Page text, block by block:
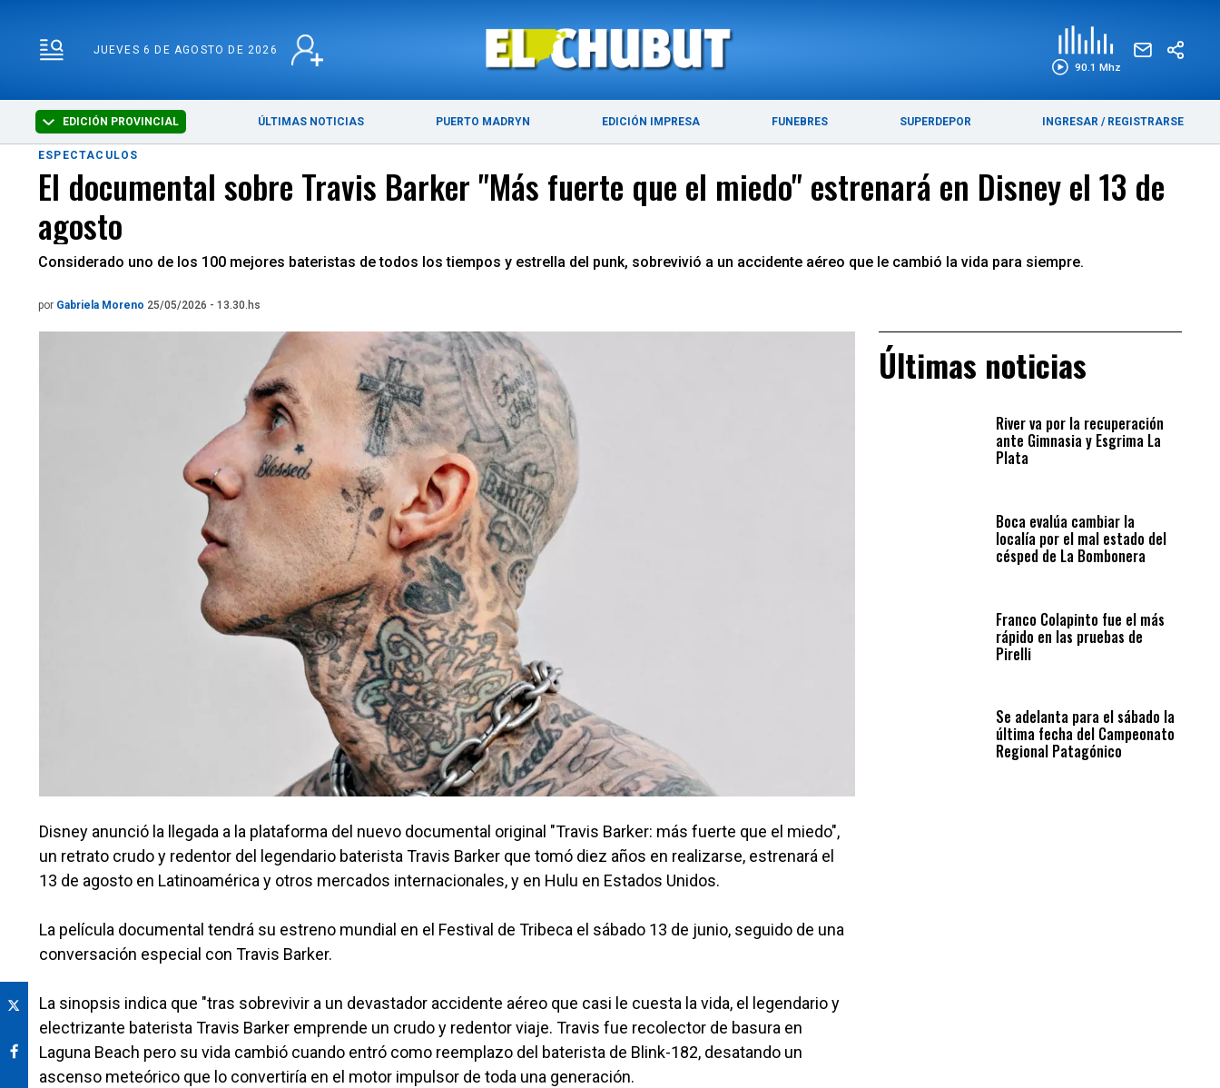
JUEVES 6 DE AGOSTO DE 2026
90.1 Mhz
EDICIÓN PROVINCIAL ÚLTIMAS NOTICIAS PUERTO MADRYN EDICIÓN IMPRESA FUNEBRES SUPERDEPOR INGRESAR / REGISTRARSE
JUEVES 6 DE AGOSTO DE 2026 ÚLTIMAS NOTICIAS PUERTO MADRYN
ESPECTACULOS
El documental sobre Travis Barker "Más fuerte que el miedo" estrenará en Disney el 13 de
agosto
Considerado uno de los 100 mejores bateristas de todos los tiempos y estrella del punk, sobrevivió a un accidente aéreo que le cambió la vida para siempre.
por Gabriela Moreno 25/05/2026 - 13.30.hs
Disney anunció la llegada a la plataforma del nuevo documental original "Travis Barker: más fuerte que el miedo",
un retrato crudo y redentor del legendario baterista Travis Barker que tomó diez años en realizarse, estrenará el
13 de agosto en Latinoamérica y otros mercados internacionales, y en Hulu en Estados Unidos.
La película documental tendrá su estreno mundial en el Festival de Tribeca el sábado 13 de junio, seguido de una
conversación especial con Travis Barker.
La sinopsis indica que "tras sobrevivir a un devastador accidente aéreo que casi le cuesta la vida, el legendario y
electrizante baterista Travis Barker emprende un crudo y redentor viaje. Travis fue recolector de basura en
Laguna Beach pero su vida cambió cuando entró como reemplazo del baterista de Blink-182, desatando un
ascenso meteórico que lo convertiría en el motor impulsor de toda una generación.
Últimas noticias
River va por la recuperación
ante Gimnasia y Esgrima La
Plata
Boca evalúa cambiar la
localía por el mal estado del
césped de La Bombonera
Franco Colapinto fue el más
rápido en las pruebas de
Pirelli
Se adelanta para el sábado la
última fecha del Campeonato
Regional Patagónico